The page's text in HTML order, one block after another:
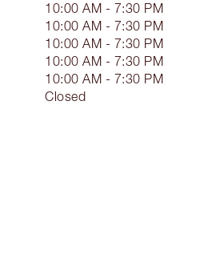
10:00 AM - 7:30 PM
10:00 AM - 7:30 PM
10:00 AM - 7:30 PM
10:00 AM - 7:30 PM
10:00 AM - 7:30 PM
Closed